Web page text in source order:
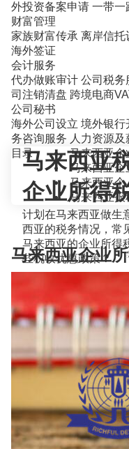
外投资备案申请 一带一
财富管理
家族财富传承 离岸信托
海外签证
会计服务
代办做账审计 公司税务
司注销清盘 跨境电商
公司秘书
海外公司设立 境外银行
务咨询服务 人力资源及
马来西亚
企业所得
计划在马来西亚做生
西亚的税务情况，常
马来西亚的企业所得
些税收优惠政策？
目录
马来西亚企
马来西亚
马来西亚个
马来西亚报
马来西亚企业